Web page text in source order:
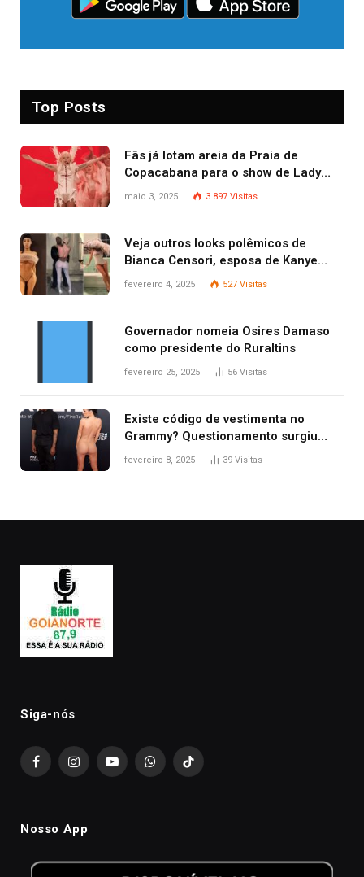
Top Posts
Fãs já lotam areia da Praia de
Copacabana para o show de Lady
Gaga
maio 3, 2025 3.897 Visitas
Veja outros looks polêmicos de
Bianca Censori, esposa de Kanye
West que apareceu nua no Grammy
fevereiro 4, 2025 527 Visitas
Governador nomeia Osires Damaso
como presidente do Ruraltins
fevereiro 25, 2025 56 Visitas
Existe código de vestimenta no
Grammy? Questionamento surgiu
após Bianca Censori, mulher de
fevereiro 8, 2025 39 Visitas
Siga-nós
FacebookInstagramYouTubeWhatsAppTikTok
Nosso App